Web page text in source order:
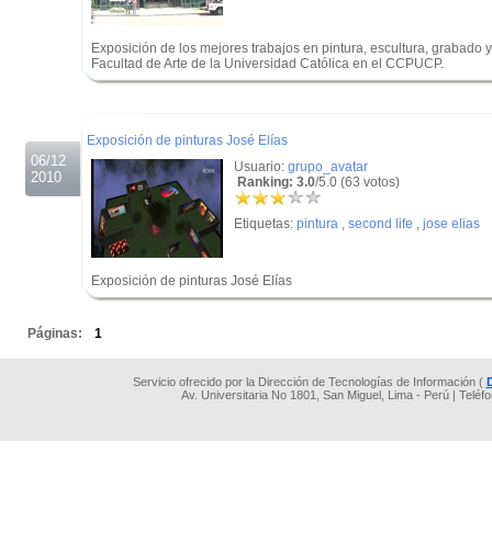
Exposición de los mejores trabajos en pintura, escultura, grabado
Facultad de Arte de la Universidad Católica en el CCPUCP.
06/12
2010
Exposición de pinturas José Elías
Usuario: grupo_avatar
Ranking: 3.0/5.0 (63 votos)
Etiquetas: pintura , second life , jose elias
Exposición de pinturas José Elías
Páginas: 1
Servicio ofrecido por la Dirección de Tecnologías de Información (
Av. Universitaria No 1801, San Miguel, Lima - Perú |